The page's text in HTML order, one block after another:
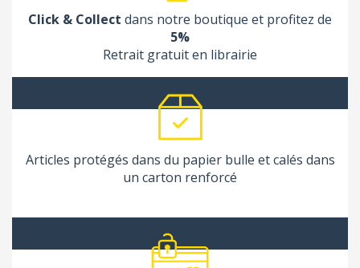
Click & Collect dans notre boutique et profitez de
5%
Retrait gratuit en librairie
Articles protégés dans du papier bulle et calés dans
un carton renforcé